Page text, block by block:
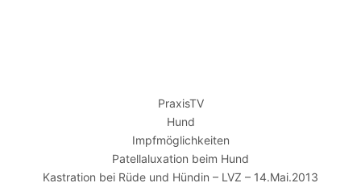
PraxisTV
Hund
Impfmöglichkeiten
Patellaluxation beim Hund
Kastration bei Rüde und Hündin – LVZ – 14.Mai.2013